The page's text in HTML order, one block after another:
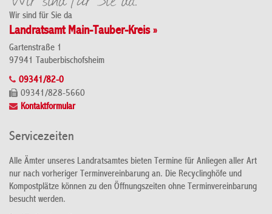
Wir sind für Sie da
Landratsamt Main-Tauber-Kreis »
Gartenstraße 1
97941 Tauberbischofsheim
09341/82-0
09341/828-5660
Kontaktformular
Servicezeiten
Alle Ämter unseres Landratsamtes bieten Termine für Anliegen aller Art
nur nach vorheriger Terminvereinbarung an. Die Recyclinghöfe und
Kompostplätze können zu den Öffnungszeiten ohne Terminvereinbarung
besucht werden.